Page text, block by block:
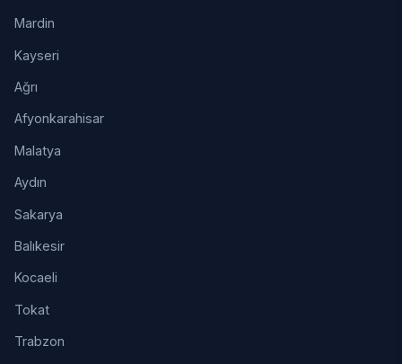
Mardin
Kayseri
Ağrı
Afyonkarahisar
Malatya
Aydın
Sakarya
Balıkesir
Kocaeli
Tokat
Trabzon